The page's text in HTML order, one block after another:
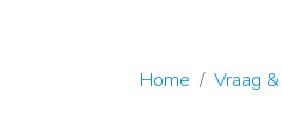
Home Vraag